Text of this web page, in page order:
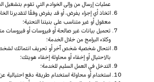
عمليات إرسال من وإلى الخوادم التي تقوم بتشغيل
اتخاذ أي إجراء يفرض، أو قد يفرض وفقًا لتقديرنا
معقول أو غير متناسب على بنيتنا التحتية؛
تحميل بيانات غير صالحة أو فيروسات أو فيروسات
وكلاء البرامج من خلال الخدمة؛
انتحال شخصية شخص آخر أو تحريف انتمائك لشخص
بالاحتيال أو إخفاء أو محاولة إخفاء هويتك؛
التدخل في العمل السليم للخدمة؛
استخدام أو محاولة استخدام طريقة دفع احتيالية